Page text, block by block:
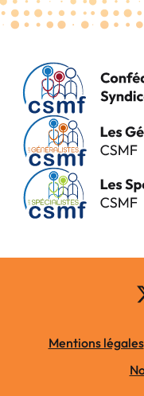
Mentions légales